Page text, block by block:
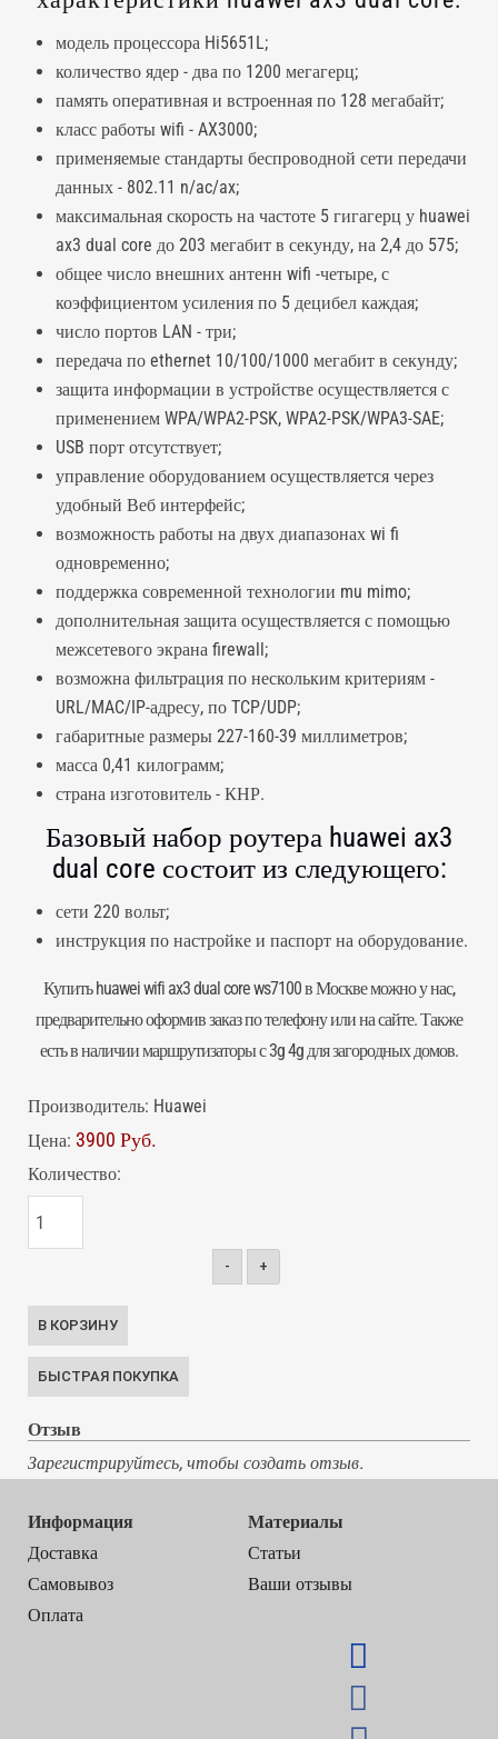
модель процессора Hi5651L;
количество ядер - два по 1200 мегагерц;
память оперативная и встроенная по 128 мегабайт;
класс работы wifi - AX3000;
применяемые стандарты беспроводной сети передачи
данных - 802.11 n/ac/ax;
максимальная скорость на частоте 5 гигагерц у huawei
ax3 dual core до 203 мегабит в секунду, на 2,4 до 575;
общее число внешних антенн wifi -четыре, с
коэффициентом усиления по 5 децибел каждая;
число портов LAN - три;
передача по ethernet 10/100/1000 мегабит в секунду;
защита информации в устройстве осуществляется с
применением WPA/WPA2-PSK, WPA2-PSK/WPA3-SAE;
USB порт отсутствует;
управление оборудованием осуществляется через
удобный Веб интерфейс;
возможность работы на двух диапазонах wi fi
одновременно;
поддержка современной технологии mu mimo;
дополнительная защита осуществляется с помощью
межсетевого экрана firewall;
возможна фильтрация по нескольким критериям -
URL/MAC/IP-адресу, по TCP/UDP;
габаритные размеры 227-160-39 миллиметров;
масса 0,41 килограмм;
страна изготовитель - КНР.
Базовый набор роутера huawei ax3
dual core состоит из следующего:
сети 220 вольт;
инструкция по настройке и паспорт на оборудование.
Купить huawei wifi ax3 dual core ws7100 в Москве можно у нас,
предварительно оформив заказ по телефону или на сайте. Также
есть в наличии маршрутизаторы с 3g 4g для загородных домов.
Производитель: Huawei
Цена: 3900 Руб.
Количество:
- +
Отзыв
Зарегистрируйтесь, чтобы создать отзыв.
Информация
Доставка
Самовывоз
Оплата
Материалы
Статьи
Ваши отзывы